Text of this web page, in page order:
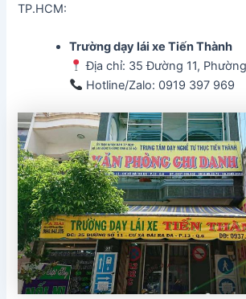
TP.HCM:
Trường dạy lái xe Tiến Thành
Địa chỉ: 35 Đường 11,
Hotline/Zalo: 0919 397 969